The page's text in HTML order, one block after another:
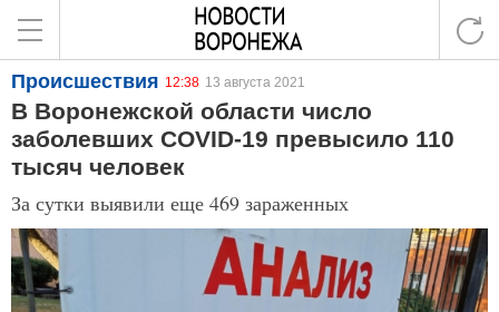
Происшествия 12:38 13 августа 2021
В Воронежской области число
заболевших COVID-19 превысило 110
тысяч человек
За сутки выявили еще 469 зараженных